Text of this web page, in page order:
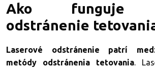
Ako funguje
odstránenie
Laserové odstránenie patrí
metódy odstránenia tetovania.